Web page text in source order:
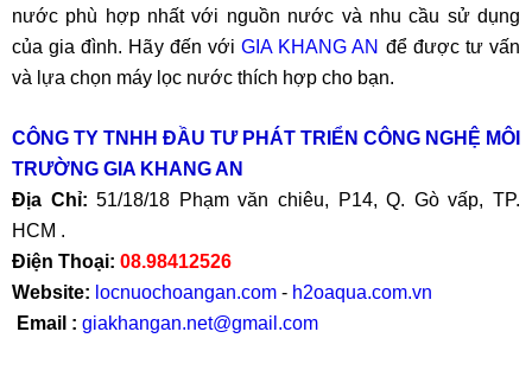
nước phù hợp nhất với nguồn nước và nhu cầu sử dụng
của gia đình. Hãy đến với GIA KHANG AN để được tư vấn
và lựa chọn máy lọc nước thích hợp cho bạn.
CÔNG TY TNHH ĐẦU TƯ PHÁT TRIỂN CÔNG NGHỆ MÔI
TRƯỜNG GIA KHANG AN
Địa Chỉ: 51/18/18 Phạm văn chiêu, P14, Q. Gò vấp, TP.
HCM .
Điện Thoại: 08.98412526
Website: locnuochoangan.com - h2oaqua.com.vn
Email : giakhangan.net@gmail.com